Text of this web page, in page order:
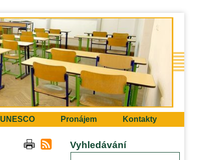
UNESCO Pronájem Kontakty
Vyhledávání